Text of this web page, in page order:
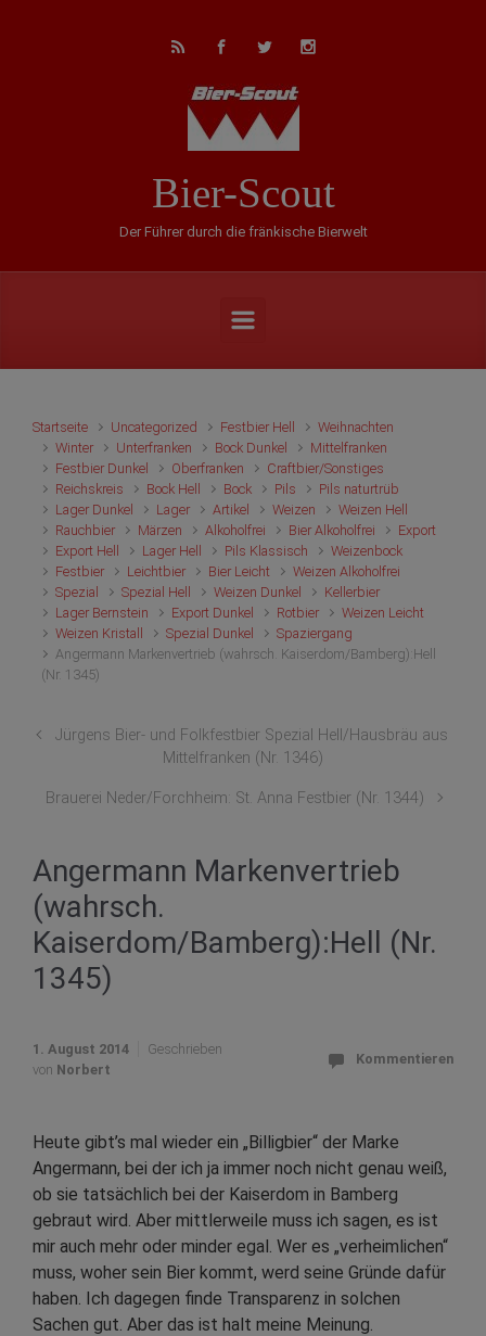
Bier-Scout
Der Führer durch die fränkische Bierwelt
Startseite Uncategorized Festbier Hell
Weihnachten
Winter
Unterfranken Bock Dunkel
Mittelfranken
Festbier Dunkel
Oberfranken
Craftbier/Sonstiges
Reichskreis
Bock Hell Bock Pils
Pils naturtrüb
Lager Dunkel
Lager Artikel Weizen
Weizen Hell
Rauchbier
Märzen Alkoholfrei Bier Alkoholfrei
Export
Export Hell
Lager Hell Pils Klassisch
Weizenbock
Festbier
Leichtbier Bier Leicht
Weizen Alkoholfrei
Spezial
Spezial Hell Weizen Dunkel
Kellerbier
Lager Bernstein
Export Dunkel Rotbier
Weizen Leicht
Weizen Kristall
Spezial Dunkel
Spaziergang
Angermann Markenvertrieb (wahrsch. Kaiserdom/Bamberg):Hell
(Nr. 1345)
Jürgens Bier- und Folkfestbier Spezial Hell/Hausbräu aus
Mittelfranken (Nr. 1346)
Brauerei Neder/Forchheim: St. Anna Festbier (Nr. 1344)
Angermann Markenvertrieb
(wahrsch.
Kaiserdom/Bamberg):Hell (Nr.
1345)
1. August 2014
Geschrieben
von Norbert
Kommentieren
Heute gibt’s mal wieder ein „Billigbier“ der Marke
Angermann, bei der ich ja immer noch nicht genau weiß,
ob sie tatsächlich bei der Kaiserdom in Bamberg
gebraut wird. Aber mittlerweile muss ich sagen, es ist
mir auch mehr oder minder egal. Wer es „verheimlichen“
muss, woher sein Bier kommt, werd seine Gründe dafür
haben. Ich dagegen finde Transparenz in solchen
Sachen gut. Aber das ist halt meine Meinung.